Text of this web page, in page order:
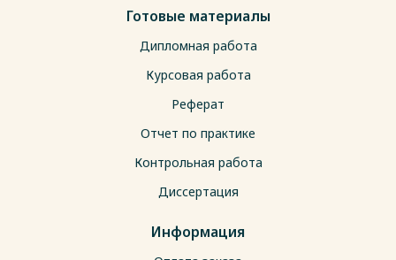
Готовые материалы
Дипломная работа
Курсовая работа
Реферат
Отчет по практике
Контрольная работа
Диссертация
Информация